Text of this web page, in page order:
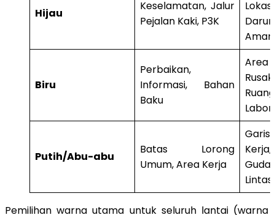
Hijau
Keselamatan, Jalur
Pejalan Kaki, P3K
Aman
Biru
Perbaikan,
Informasi, Bahan
Baku
Ruang
Putih/Abu-abu
Batas Lorong
Umum, Area Kerja
Garis
Pemilihan warna utama untuk seluruh lantai